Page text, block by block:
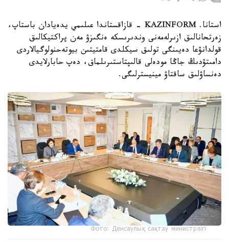
استانا. KAZINFORM - قازاقستاندا عىلىمي يدەيادان باستاپ،
زەرتحانالىق ازىرلەمەنى وندىرىسكە ەنگىزۋ مەن پراكتيكالىق
قولدانۋعا دەيىنگى تولىق سيكلدى قامتيتىن بيوتەحنولوگيالاردى
دامىتۋدىڭ جاڭا مودەلى قالىپتاستىرىلماق، دەپ حابارلايدى
دەنساۋلىق ساقتاۋ مينيسترلىگى.
Фото: Денсаулық сақтау министрлігі